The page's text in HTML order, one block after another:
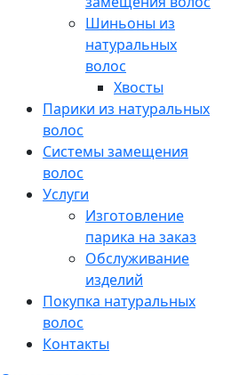
Шиньоны из
натуральных
волос
Хвосты
Парики из натуральных
волос
Системы замещения
волос
Услуги
Изготовление
парика на заказ
Обслуживание
изделий
Покупка натуральных
волос
Контакты